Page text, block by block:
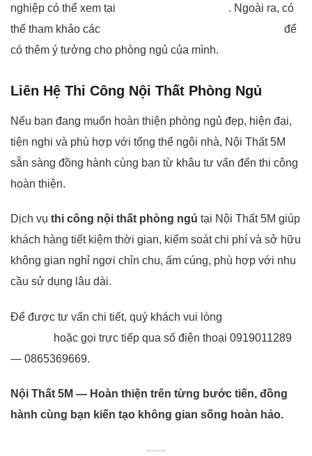
nghiệp có thể xem tại
. Ngoài ra, có
thể tham khảo các
để
có thêm ý tưởng cho phòng ngủ của mình.
Liên Hệ Thi Công Nội Thất Phòng Ngủ
Nếu bạn đang muốn hoàn thiện phòng ngủ đẹp, hiện đại,
tiện nghi và phù hợp với tổng thể ngôi nhà, Nội Thất 5M
sẵn sàng đồng hành cùng bạn từ khâu tư vấn đến thi công
hoàn thiện.
Dịch vụ thi công nội thất phòng ngủ tại Nội Thất 5M giúp
khách hàng tiết kiệm thời gian, kiểm soát chi phí và sở hữu
không gian nghỉ ngơi chỉn chu, ấm cúng, phù hợp với nhu
cầu sử dụng lâu dài.
Để được tư vấn chi tiết, quý khách vui lòng
hoặc gọi trực tiếp qua số điện thoại 0919011289
— 0865369669.
Nội Thất 5M — Hoàn thiện trên từng bước tiến, đồng
hành cùng bạn kiến tạo không gian sống hoàn hảo.